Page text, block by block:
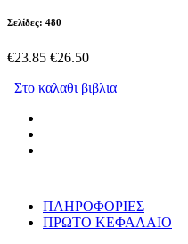
Σελίδες: 480
€23.85 €26.50
Στο καλαθι βιβλια
ΠΛΗΡΟΦΟΡΙΕΣ
ΠΡΩΤΟ ΚΕΦΑΛΑΙΟ